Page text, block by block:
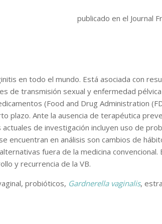
publicado en el Journal
en todo el mundo. Está asociada con
de transmisión sexual y enfermedad
(Food and Drug Administration
plazo. Ante la ausencia de terapéutica
de investigación incluyen uso de
en análisis son cambios de
fuera de la medicina
y recurrencia de la VB.
probióticos, Gardnerella vaginalis,